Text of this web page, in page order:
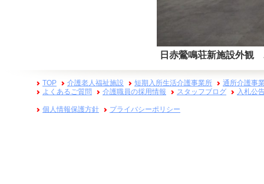
日赤鶯鳴荘新施設外
TOP 介護老人福祉施設 短期入所生活介護事業所
通所介護事
よくあるご質問
介護職員の採用情報 スタッフブログ 入札公
個人情報保護方針 プライバシーポリシー